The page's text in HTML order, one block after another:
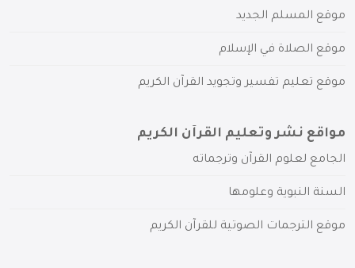
موقع المسلم الجديد
موقع الصلاة في الإسلام
موقع تعليم تفسير وتجويد القرآن الكريم
مواقع نشر وتعليم القرآن الكريم
الجامع لعلوم القرآن وترجماته
السنة النبوية وعلومها
موقع الترجمات الصوتية للقرآن الكريم